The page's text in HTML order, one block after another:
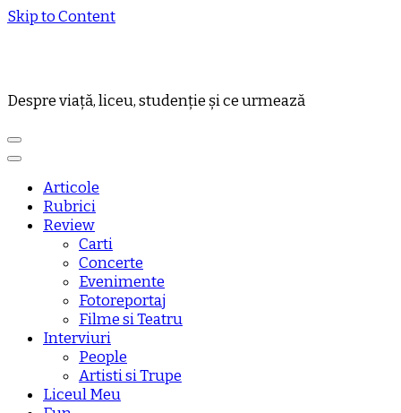
Skip to Content
Despre viață, liceu, studenție și ce urmează
Articole
Rubrici
Review
Carti
Concerte
Evenimente
Fotoreportaj
Filme si Teatru
Interviuri
People
Artisti si Trupe
Liceul Meu